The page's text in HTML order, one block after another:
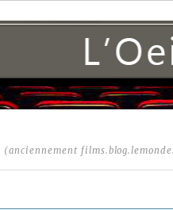
(anciennement